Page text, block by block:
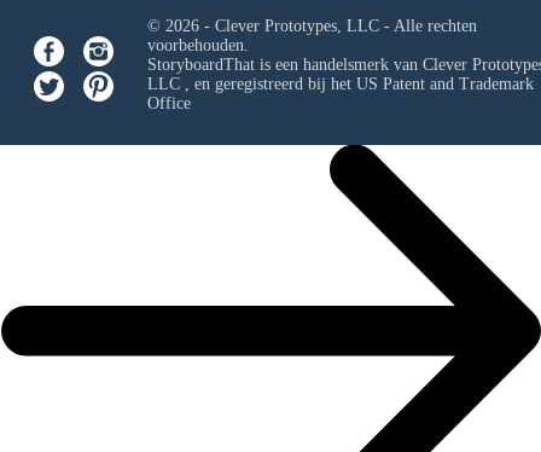
© 2026 - Clever Prototypes, LLC - Alle rechten
voorbehouden.
StoryboardThat is een handelsmerk van Clever
LLC, en geregistreerd bij het US Patent and Trademark
Office